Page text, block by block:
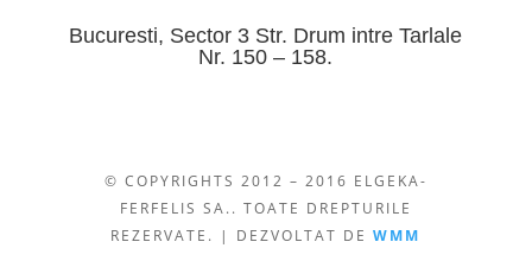
Bucuresti, Sector 3 Str. Drum intre Tarlale
Nr. 150 – 158.
© COPYRIGHTS 2012 – 2016 ELGEKA-
FERFELIS SA.. TOATE DREPTURILE
REZERVATE. | DEZVOLTAT DEWMM